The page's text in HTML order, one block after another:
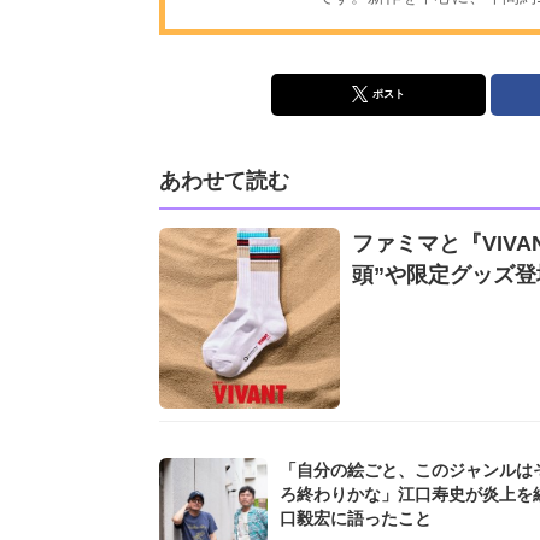
ポスト
あわせて読む
ファミマと『
頭”や限定グッズ
「自分の絵ごと、このジャンルは
ろ終わりかな」江口寿史が炎上を
口毅宏に語ったこと